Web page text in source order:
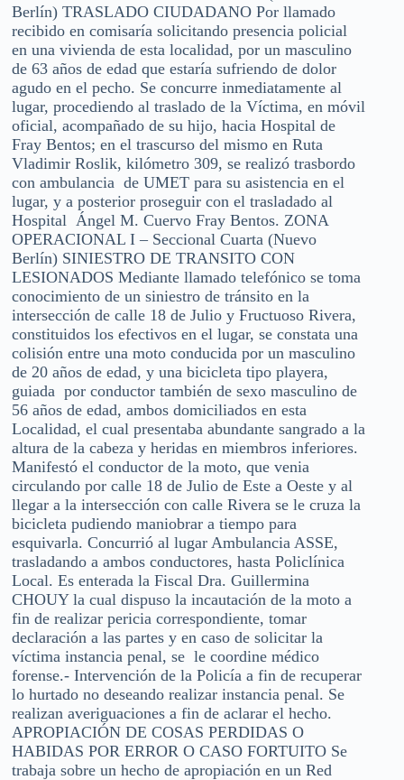
Berlín) TRASLADO CIUDADANO Por llamado
recibido en comisaría solicitando presencia policial
en una vivienda de esta localidad, por un masculino
de 63 años de edad que estaría sufriendo de dolor
agudo en el pecho. Se concurre inmediatamente al
lugar, procediendo al traslado de la Víctima, en móvil
oficial, acompañado de su hijo, hacia Hospital de
Fray Bentos; en el trascurso del mismo en Ruta
Vladimir Roslik, kilómetro 309, se realizó trasbordo
con ambulancia de UMET para su asistencia en el
lugar, y a posterior proseguir con el trasladado al
Hospital Ángel M. Cuervo Fray Bentos. ZONA
OPERACIONAL I – Seccional Cuarta (Nuevo
Berlín) SINIESTRO DE TRANSITO CON
LESIONADOS Mediante llamado telefónico se toma
conocimiento de un siniestro de tránsito en la
intersección de calle 18 de Julio y Fructuoso Rivera,
constituidos los efectivos en el lugar, se constata una
colisión entre una moto conducida por un masculino
de 20 años de edad, y una bicicleta tipo playera,
guiada por conductor también de sexo masculino de
56 años de edad, ambos domiciliados en esta
Localidad, el cual presentaba abundante sangrado a la
altura de la cabeza y heridas en miembros inferiores.
Manifestó el conductor de la moto, que venia
circulando por calle 18 de Julio de Este a Oeste y al
llegar a la intersección con calle Rivera se le cruza la
bicicleta pudiendo maniobrar a tiempo para
esquivarla. Concurrió al lugar Ambulancia ASSE,
trasladando a ambos conductores, hasta Policlínica
Local. Es enterada la Fiscal Dra. Guillermina
CHOUY la cual dispuso la incautación de la moto a
fin de realizar pericia correspondiente, tomar
declaración a las partes y en caso de solicitar la
víctima instancia penal, se le coordine médico
forense.- Intervención de la Policía a fin de recuperar
lo hurtado no deseando realizar instancia penal. Se
realizan averiguaciones a fin de aclarar el hecho.
APROPIACIÓN DE COSAS PERDIDAS O
HABIDAS POR ERROR O CASO FORTUITO Se
trabaja sobre un hecho de apropiación en un Red